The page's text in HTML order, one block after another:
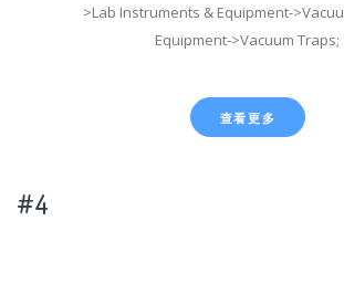
>Lab Instruments & Equipment-
Equipment->Vacuum Traps;
查看更多
#4